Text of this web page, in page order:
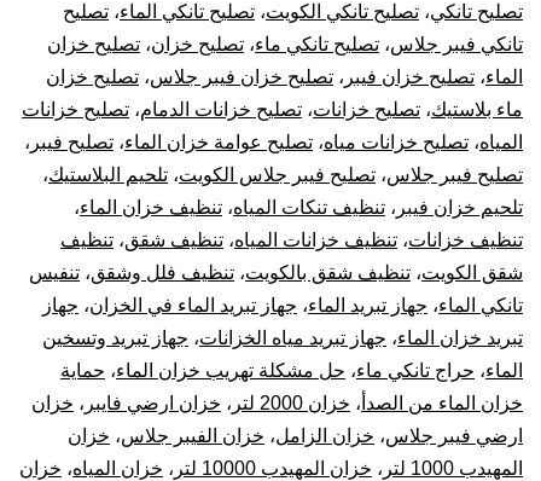
تصليح تانكي، تصليح تانكي الكويت، تصليح تانكي الماء، تصليح
تانكي فيبر جلاس، تصليح تانكي ماء، تصليح خزان، تصليح خزان
الماء، تصليح خزان فيبر ، تصليح خزان فيبر جلاس، تصليح خزان
ماء بلاستيك، تصليح خزانات، تصليح خزانات الدمام، تصليح خزانات
المياه، تصليح خزانات مياه، تصليح عوامة خزان الماء، تصليح فيبر ،
تصليح فيبر جلاس، تصليح فيبر جلاس الكويت، تلحيم البلاستيك،
تلحيم خزان فيبر ، تنظيف تنكات المياه، تنظيف خزان الماء،
تنظيف خزانات، تنظيف خزانات المياه، تنظيف شقق، تنظيف
شقق الكويت، تنظيف شقق بالكويت، تنظيف فلل وشقق، تنفيس
تانكي الماء، جهاز تبريد الماء، جهاز تبريد الماء في الخزان، جهاز
تبريد خزان الماء، جهاز تبريد مياه الخزانات، جهاز تبريد وتسخين
الماء، حراج تانكي ماء، حل مشكلة تهريب خزان الماء، حماية
خزان الماء من الصدأ ، خزان 2000 لتر ، خزان ارضي فايبر ، خزان
ارضي فيبر جلاس، خزان الزامل، خزان الفيبر جلاس، خزان
المهيدب 1000 لتر
، خزان المهيدب 10000 لتر ، خزان المياه، خزان